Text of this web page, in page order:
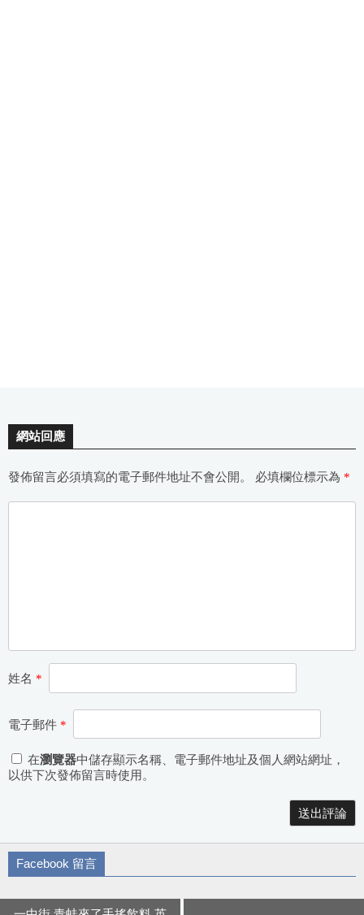
網站回應
發佈留言必須填寫的電子郵件地址不會公開。 必填欄位標示為 *
姓名 *
電子郵件 *
在瀏覽器中儲存顯示名稱、電子郵件地址及個人網站網址，
以供下次發佈留言時使用。
Facebook 留言